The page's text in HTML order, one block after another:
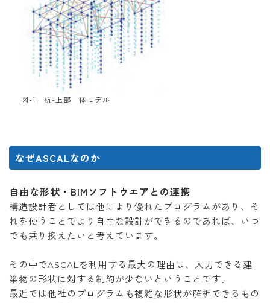
図-1 杭-上部一体モデル
なぜASCALなのか
自由な形状・BIMソフトウエアとの連携
構造設計者としては他により優れたプログラムがあり、そ
れを使うことでより自由な設計ができるのであれば、いつ
でも乗り換えたいと考えています。
その中でASCALを利用する最大の理由は、入力できる建
築物の形状に対する制約が少ないということです。
最近では他社のプログラムも複雑な形状が解析できるもの